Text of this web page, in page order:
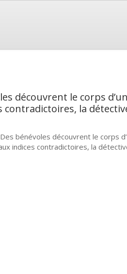
découvrent le corps
contradictoires, la
bénévoles découvrent le corps
indices contradictoires, la